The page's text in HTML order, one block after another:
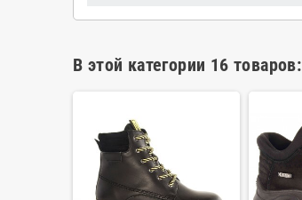
В этой категории 16 товаров: